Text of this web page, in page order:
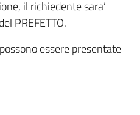
il richiedente sara’
PREFETTO.
essere presentate